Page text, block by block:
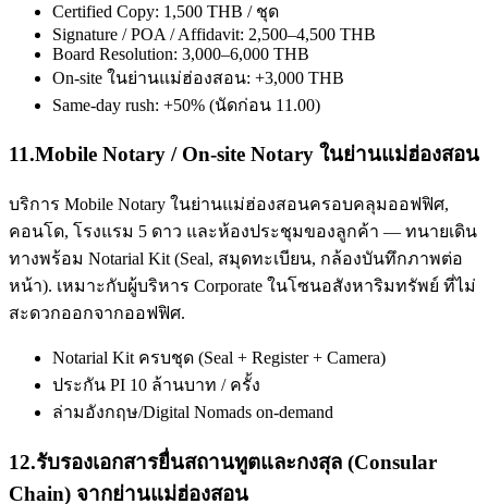
Certified Copy: 1,500 THB / ชุด
Signature / POA / Affidavit: 2,500–4,500 THB
Board Resolution: 3,000–6,000 THB
On-site ในย่านแม่ฮ่องสอน: +3,000 THB
Same-day rush: +50% (นัดก่อน 11.00)
11.Mobile Notary / On-site Notary ในย่านแม่ฮ่องสอน
บริการ Mobile Notary ในย่านแม่ฮ่องสอนครอบคลุมออฟฟิศ,
คอนโด, โรงแรม 5 ดาว และห้องประชุมของลูกค้า — ทนายเดิน
ทางพร้อม Notarial Kit (Seal, สมุดทะเบียน, กล้องบันทึกภาพต่อ
หน้า). เหมาะกับผู้บริหาร Corporate ในโซนอสังหาริมทรัพย์ ที่ไม่
สะดวกออกจากออฟฟิศ.
Notarial Kit ครบชุด (Seal + Register + Camera)
ประกัน PI 10 ล้านบาท / ครั้ง
ล่ามอังกฤษ/Digital Nomads on-demand
12.รับรองเอกสารยื่นสถานทูตและกงสุล (Consular
Chain) จากย่านแม่ฮ่องสอน